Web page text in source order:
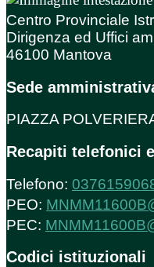
Centro Provinciale
Dirigenza ed Uffici
46100 Mantova
Sede
PIAZZA
Recapiti telefonici
Telefono:
PEO:
PEC:
Codici istituzionali